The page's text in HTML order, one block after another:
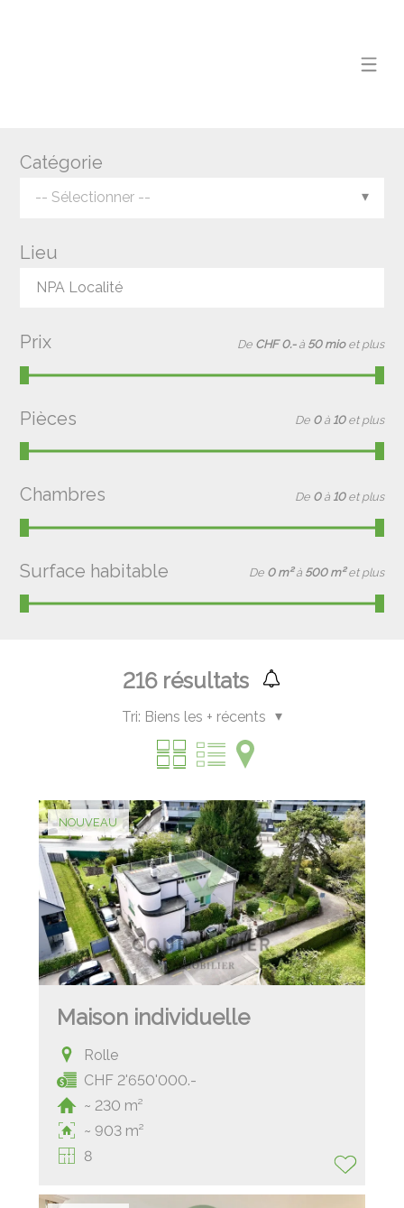
Catégorie
-- Sélectionner --
Lieu
NPA Localité
Prix De CHF 0.- à 50 mio et plus
Pièces De 0 à 10 et plus
Chambres De 0 à 10 et plus
Surface habitable De 0 m² à 500 m² et plus
216résultats
Tri: Biens les + récents
NOUVEAU
Maison individuelle
Rolle
CHF 2'650'000.-
~ 230 m²
~ 903 m²
8